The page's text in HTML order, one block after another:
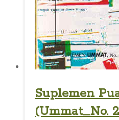
Suplemen
(Ummat_No.